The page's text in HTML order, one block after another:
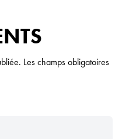
Les champs obligatoires